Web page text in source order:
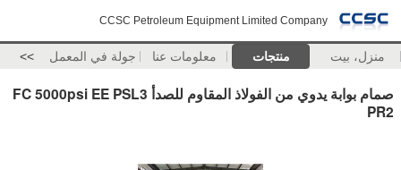
CCSC Petroleum Equipment Limited Company
منزل، بيت منتجات معلومات عنا جولة في المعمل >>
صمام بوابة يدوي من الفولاذ المقاوم للصدأ FC 5000psi EE PSL3
PR2